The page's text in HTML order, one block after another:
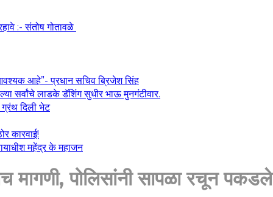
:- संतोष गोतावळे
आहे”- प्रधान सचिव ब्रिजेश सिंह
सर्वांचे लाडके डॅशिंग सुधीर भाऊ मुनगंटीवार.
ग्रंथ दिली भेट
कारवाई!
महेंद्र के महाजन
मागणी, पोलिसांनी सापळा रचून पकडले